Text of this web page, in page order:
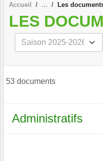
Accueil Les
LES
53 documents
Administratifs